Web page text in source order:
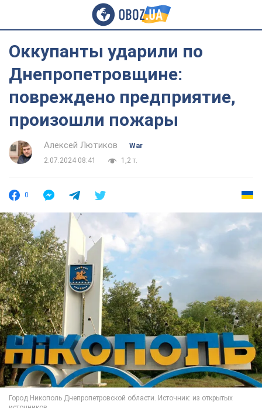
Оккупанты ударили по
Днепропетровщине:
повреждено предприятие,
произошли пожары
Алексей Лютиков
War
2.07.2024 08:41
1,2 т.
0